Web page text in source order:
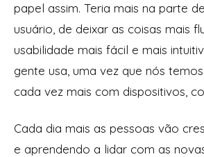
papel assim. Teria mais na parte
usuário, de deixar as coisas mais
usabilidade mais fácil e mais
gente usa, uma vez que nós
cada vez mais com dispositivos,
Cada dia mais as pessoas vão
e aprendendo a lidar com as